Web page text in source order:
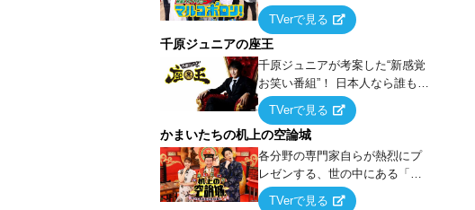
能界」という大海原に漕ぎ出で
て、新たなオモシロ人間を発掘
する！
TVerで見る
千原ジュニアの座王
千原ジュニアが考案した“新感覚
お笑い番組”！ 日本人なら誰もが
馴染みのある『イス取りゲー
ム』をベースに、大喜利・ギャ
グ・モノボケ・歌…など様々な
お題で芸人がショートネタを競
い合う！
TVerで見る
かまいたちの机上の空論城
各分野の専門家自らが熱烈にプ
レゼンする、世の中にある「試
したことはないが、やってみた
TVerで見る